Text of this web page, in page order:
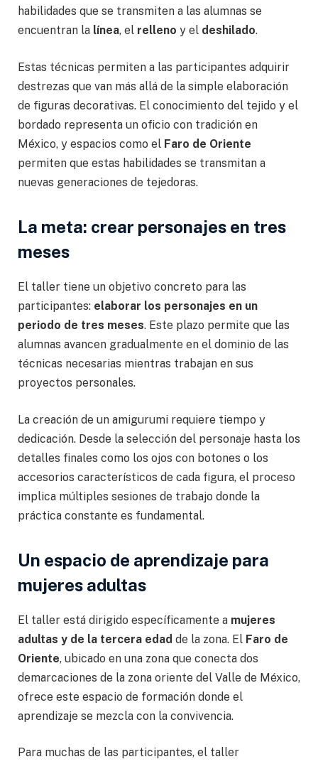
habilidades que se transmiten a las alumnas se
encuentran la línea, el relleno y el deshilado.
Estas técnicas permiten a las participantes adquirir
destrezas que van más allá de la simple elaboración
de figuras decorativas. El conocimiento del tejido y el
bordado representa un oficio con tradición en
México, y espacios como el Faro de Oriente
permiten que estas habilidades se transmitan a
nuevas generaciones de tejedoras.
La meta: crear personajes en tres
meses
El taller tiene un objetivo concreto para las
participantes: elaborar los personajes en un
periodo de tres meses. Este plazo permite que las
alumnas avancen gradualmente en el dominio de las
técnicas necesarias mientras trabajan en sus
proyectos personales.
La creación de un amigurumi requiere tiempo y
dedicación. Desde la selección del personaje hasta los
detalles finales como los ojos con botones o los
accesorios característicos de cada figura, el proceso
implica múltiples sesiones de trabajo donde la
práctica constante es fundamental.
Un espacio de aprendizaje para
mujeres adultas
El taller está dirigido específicamente a mujeres
adultas y de la tercera edad de la zona. El Faro de
Oriente, ubicado en una zona que conecta dos
demarcaciones de la zona oriente del Valle de México,
ofrece este espacio de formación donde el
aprendizaje se mezcla con la convivencia.
Para muchas de las participantes, el taller